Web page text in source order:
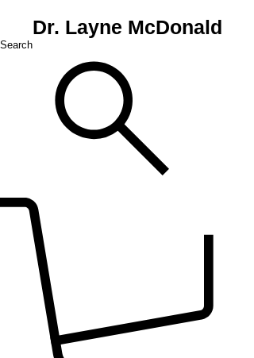
Dr. Layne McDonald
Search